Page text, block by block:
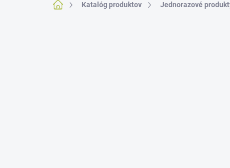
DomovKatalóg produktov Jednorazové